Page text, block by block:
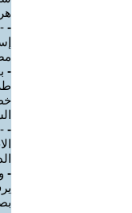
-
-
-
-